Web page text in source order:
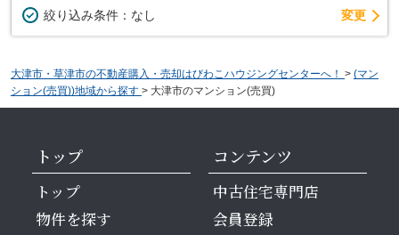
絞り込み条件： なし 変更
大津市・草津市の不動産購入・売却はびわこハウジングセンターへ！ > (マン
ション(売買))地域から探す > 大津市のマンション(売買)
トップ
トップ
物件を探す
コンテンツ
中古住宅専門店
会員登録